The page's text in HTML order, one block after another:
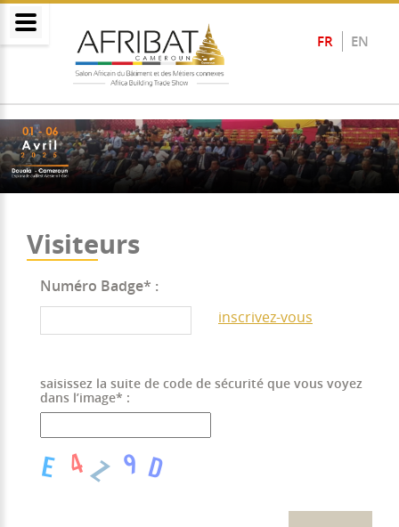
FR EN
Visiteurs
Numéro Badge* :
inscrivez-vous
saisissez la suite de code de sécurité que vous voyez
dans l’image* :